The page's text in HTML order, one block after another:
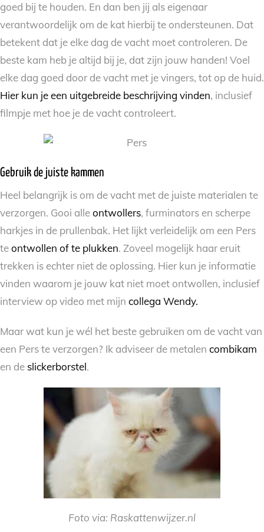
goed bij te houden. En dan ben jij als eigenaar
verantwoordelijk om de kat hierbij te ondersteunen. Dat
betekent dat je elke dag de vacht moet controleren. De
beste kam heb je altijd bij je, dat zijn jouw handen! Voel
elke dag goed door de vacht met je vingers, tot op de huid.
Hier kun je een uitgebreide beschrijving vinden, inclusief
filmpje met hoe je de vacht controleert.
Gebruik de juiste kammen
Heel belangrijk is om de vacht met de juiste materialen te
verzorgen. Gooi alleontwollers, furminators en scherpe
harkjes in de prullenbak. Het lijkt verleidelijk om een Pers
teontwollen of te plukken. Zoveel mogelijk haar eruit
trekken is echter niet de oplossing. Hier kun je informatie
vinden waarom je jouw kat niet moet ontwollen, inclusief
interview op video met mijn collega Wendy.
Maar wat kun je wél het beste gebruiken om de vacht van
een Pers te verzorgen? Ik adviseer de metalen combikam
en de slickerborstel.
Foto via: Raskattenwijzer.nl